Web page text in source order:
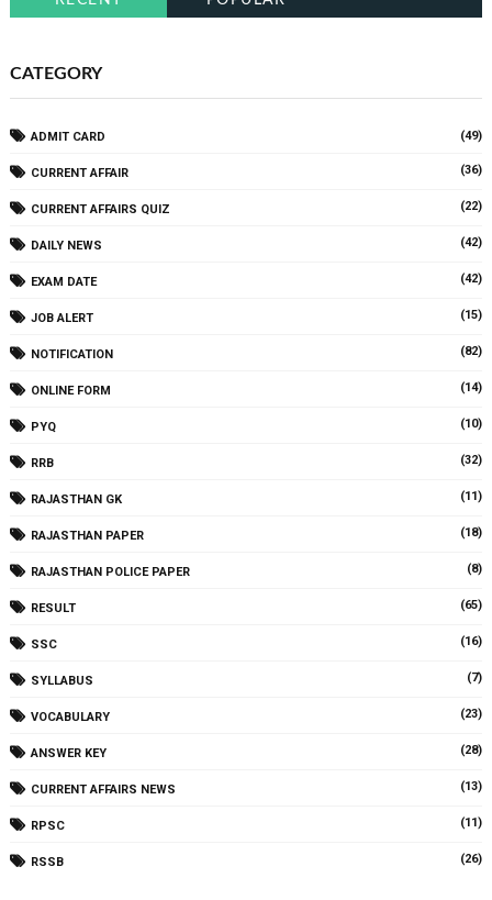
CATEGORY
ADMIT CARD (49)
CURRENT AFFAIR (36)
CURRENT AFFAIRS QUIZ (22)
DAILY NEWS (42)
EXAM DATE (42)
JOB ALERT (15)
NOTIFICATION (82)
ONLINE FORM (14)
PYQ (10)
RRB (32)
RAJASTHAN GK (11)
RAJASTHAN PAPER (18)
RAJASTHAN POLICE PAPER (8)
RESULT (65)
SSC (16)
SYLLABUS (7)
VOCABULARY (23)
ANSWER KEY (28)
CURRENT AFFAIRS NEWS (13)
RPSC (11)
RSSB (26)